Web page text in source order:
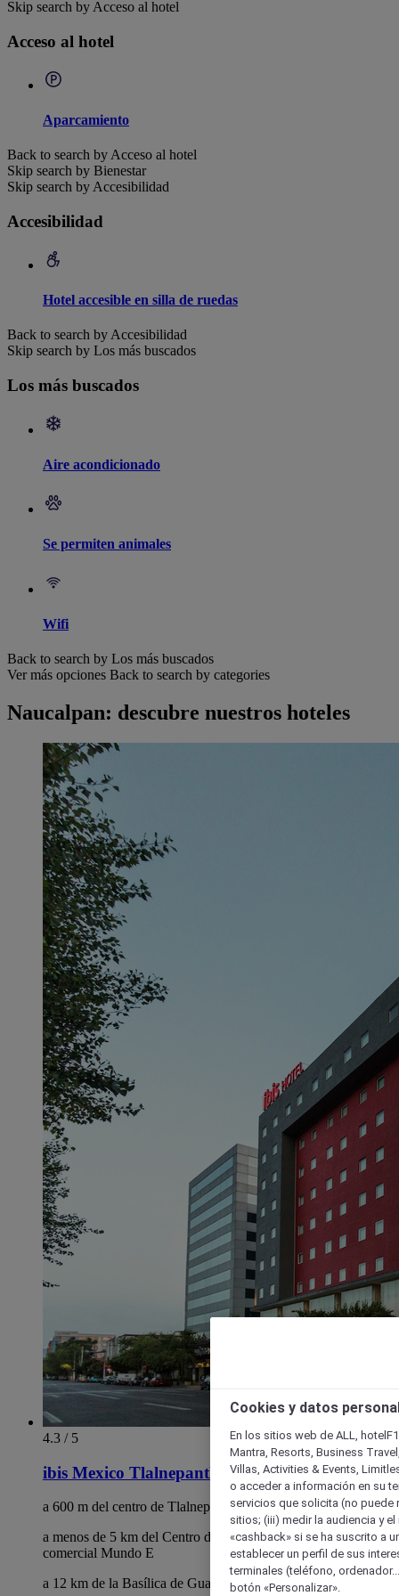
Skip search by Acceso al hotel
Acceso al hotel
Aparcamiento
Back to search by Acceso al hotel
Skip search by Bienestar
Skip search by Accesibilidad
Accesibilidad
Hotel accesible en silla de ruedas
Back to search by Accesibilidad
Skip search by Los más buscados
Los más buscados
Aire acondicionado
Se permiten animales
Wifi
Back to search by Los más buscados
Ver más opciones Back to search by categories
Naucalpan: descubre nuestros hoteles
4.3 / 5
ibis Mexico Tlalnepantla
a 600 m del centro de Tlalnepantla
a menos de 5 km del Centro de Convenciones y del centro
comercial Mundo E
a 12 km de la Basílica de Guadalupe
Cookies y datos
En los sitios web de ALL,
Mantra, Resorts, Business
Villas, Activities & Events,
o acceder a información en su
servicios que solicita (no puede
sitios; (iii) medir la audiencia y
«cashback» si se ha suscrito a
establecer un perfil de sus
terminales (teléfono,
botón «Personalizar».